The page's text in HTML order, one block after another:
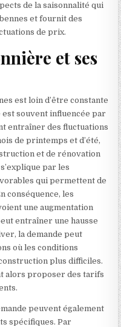
de la saisonnalité qui
et fournit des
de prix.
et ses
est loin d’être constante
est souvent influencée par
entraîner des fluctuations
de printemps et d’été,
et de rénovation
par les
qui permettent de
conséquence, les
une augmentation
entraîner une hausse
la demande peut
où les conditions
plus difficiles.
alors proposer des tarifs
peuvent également
spécifiques. Par